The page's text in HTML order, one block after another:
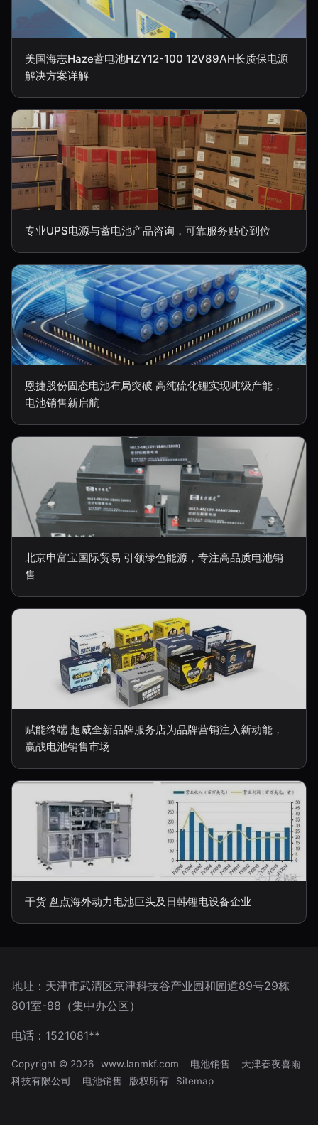
美国海志Haze蓄电池HZY12-100 12V89AH长质保电源
解决方案详解
专业UPS电源与蓄电池产品咨询，可靠服务贴心到位
恩捷股份固态电池布局突破 高纯硫化锂实现吨级产能，
电池销售新启航
北京申富宝国际贸易 引领绿色能源，专注高品质电池销
售
赋能终端 超威全新品牌服务店为品牌营销注入新动能，
赢战电池销售市场
干货 盘点海外动力电池巨头及日韩锂电设备企业
地址：天津市武清区京津科技谷产业园和园道89号29栋
801室-88（集中办公区）
电话：1521081**
Copyright © 2026 www.lanmkf.com 电池销售
天津春夜喜雨
科技有限公司
电池销售 版权所有 Sitemap